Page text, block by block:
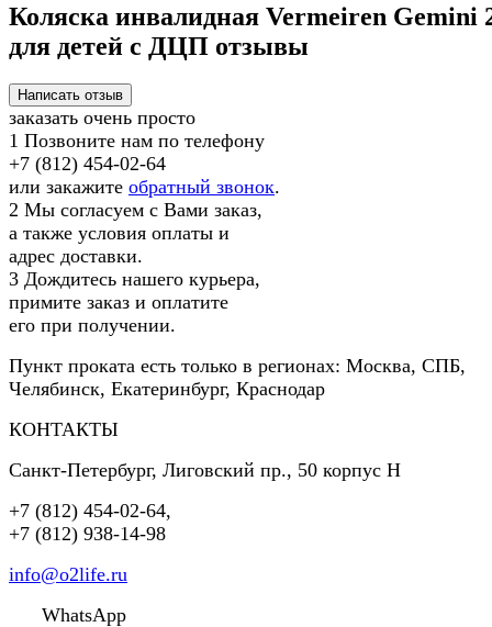
Коляска инвалидная Vermeiren Gemini
для детей с ДЦП отзывы
заказать очень просто
1 Позвоните нам по телефону
+7 (812) 454-02-64
или закажите обратный звонок.
2 Мы согласуем с Вами заказ,
а также условия оплаты и
адрес доставки.
3 Дождитесь нашего курьера,
примите заказ и оплатите
его при получении.
Пункт проката есть только в регионах: Москва, СПБ,
Челябинск, Екатеринбург, Краснодар
КОНТАКТЫ
Санкт-Петербург, Лиговский пр., 50 корпус Н
+7 (812) 454-02-64,
+7 (812) 938-14-98
info@o2life.ru
WhatsApp